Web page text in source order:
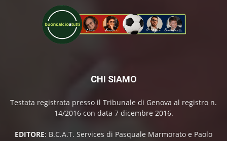
CHI SIAMO
Testata registrata presso il Tribunale di Genova al registro n.
14/2016 con data 7 dicembre 2016.
EDITORE: B.C.A.T. Services di Pasquale Marmorato e Paolo